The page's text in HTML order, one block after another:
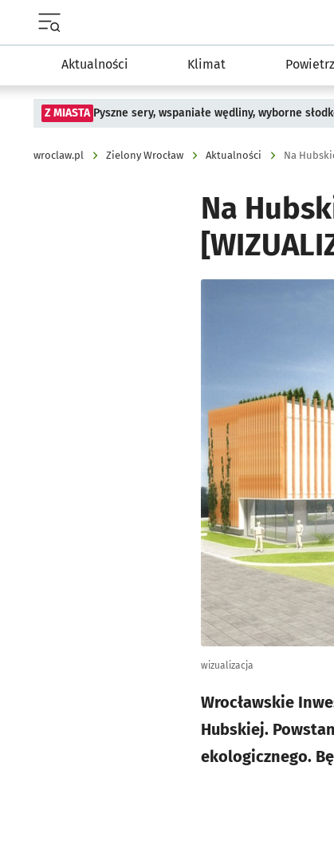
Aktualności Klimat
Z MIASTA Pyszne sery, wspaniałe wędliny, wyborne
wroclaw.pl Zielony Wrocław Aktualności Na
Na
wizualizacja
Wrocławskie
Hubskiej.
ekologicznego.